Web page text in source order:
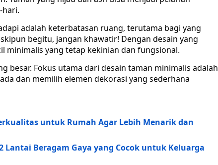
adalah keterbatasan ruang, terutama bagi yang
begitu, jangan khawatir! Dengan desain yang
minimalis yang tetap kekinian dan fungsional.
besar. Fokus utama dari desain taman minimalis adalah
dan memilih elemen dekorasi yang sederhana
untuk Rumah Agar Lebih Menarik dan
Beragam Gaya yang Cocok untuk Keluarga